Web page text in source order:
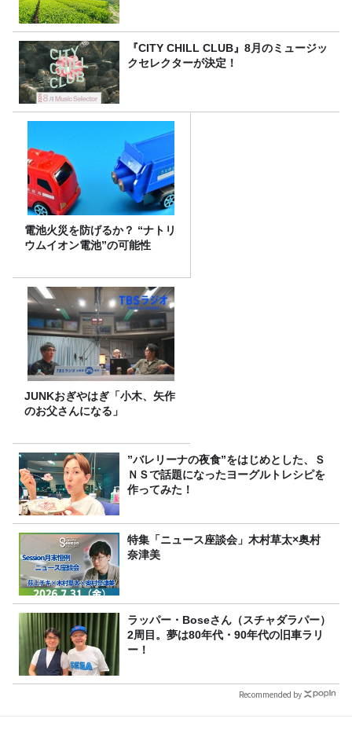
『CITY CHILL CLUB』8月のミュージッ
クセレクターが決定！
電池火災を防げるか？ “ナトリ
ウムイオン電池”の可能性
JUNKおぎやはぎ「小木、矢作
のお父さんになる」
”バレリーナの夜食”をはじめとした、Ｓ
ＮＳで話題になったヨーグルトレシピを
作ってみた！
特集「ニュース座談会」木村草太×奥村
奈津美
ラッパー・Boseさん（スチャダラパー）
2周目。夢は80年代・90年代の旧車ラリ
ー！
Recommended by